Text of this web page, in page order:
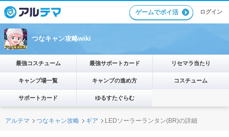
ゲームでポイ活 ログイン
つなキャン攻略wiki
最強コスチューム 最強サポートカード リセマラ当たり
キャンプ場一覧 キャンプの進め方 コスチューム
サポートカード ゆるすたぐらむ
アルテマ つなキャン攻略 ギア LEDソーラーランタン(BR)の詳細